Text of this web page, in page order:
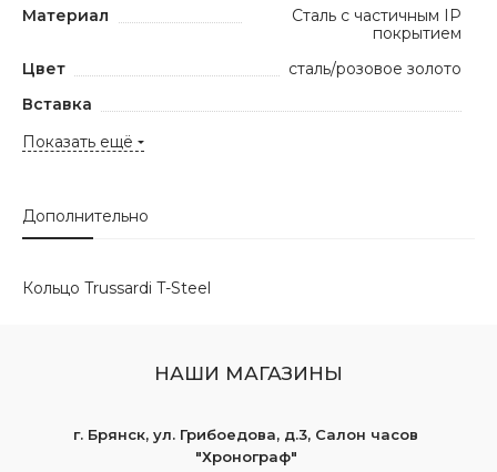
Материал
Сталь с частичным IP
покрытием
Цвет
сталь/розовое золото
Вставка
Показать ещё
Дополнительно
Кольцо Trussardi T-Steel
НАШИ МАГАЗИНЫ
г. Брянск, ул. Грибоедова, д.3, Салон часов
"Хронограф"